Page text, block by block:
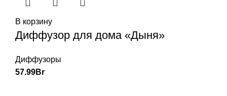
В корзину
Диффузор для дома «Дыня»
Диффузоры
57.99Br